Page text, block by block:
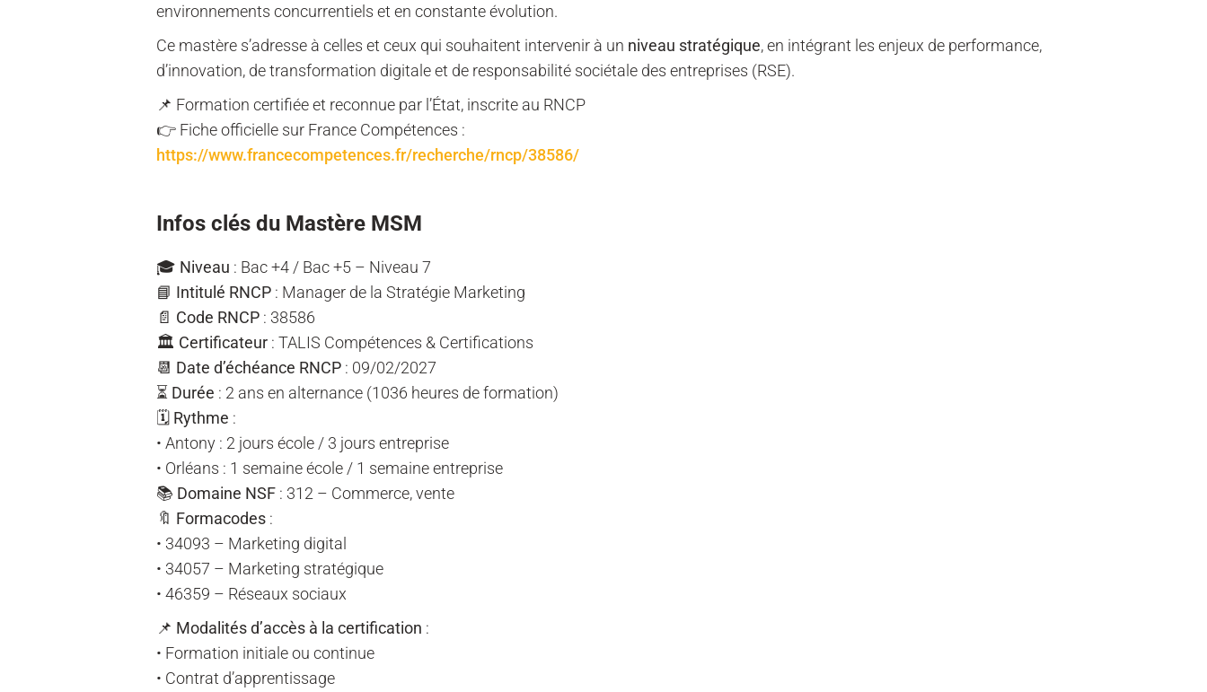
environnements concurrentiels et en constante évolution.
Ce mastère s’adresse à celles et ceux qui souhaitent intervenir à un niveau stratégique, en intégrant les enjeux de performance,
d’innovation, de transformation digitale et de responsabilité sociétale des entreprises (RSE).
📌 Formation certifiée et reconnue par l’État, inscrite au RNCP
👉 Fiche officielle sur France Compétences :
https://www.francecompetences.fr/recherche/rncp/38586/
Infos clés du Mastère MSM
🎓 Niveau : Bac +4 / Bac +5 – Niveau 7
📘 Intitulé RNCP : Manager de la Stratégie Marketing
📄 Code RNCP : 38586
🏛️ Certificateur : TALIS Compétences & Certifications
📆 Date d’échéance RNCP : 09/02/2027
⏳ Durée : 2 ans en alternance (1036 heures de formation)
🗓️ Rythme :
• Antony : 2 jours école / 3 jours entreprise
• Orléans : 1 semaine école / 1 semaine entreprise
📚 Domaine NSF : 312 – Commerce, vente
🔖 Formacodes :
• 34093 – Marketing digital
• 34057 – Marketing stratégique
• 46359 – Réseaux sociaux
📌 Modalités d’accès à la certification :
• Formation initiale ou continue
• Contrat d’apprentissage